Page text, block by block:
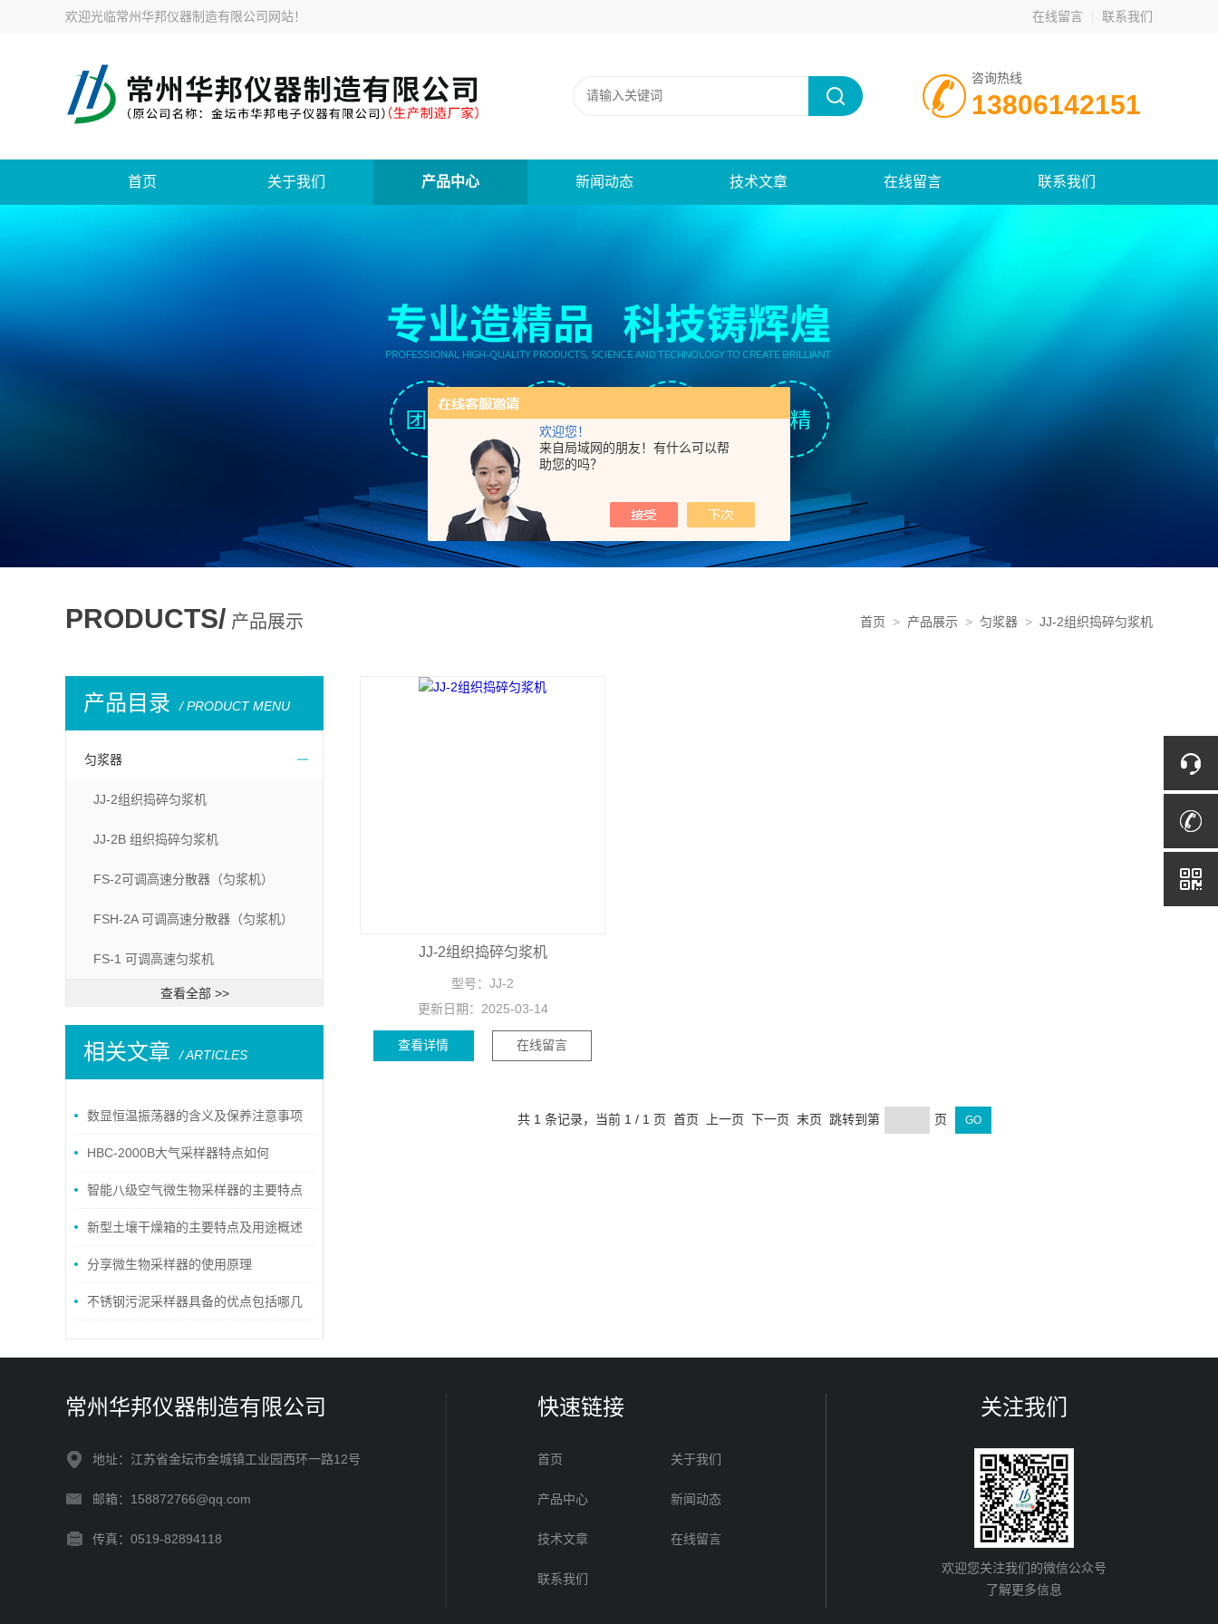
欢迎您！
来自局域网的朋友！有什么可以帮
助您的吗？
欢迎光临常州华邦仪器制造有限公司网站！ 在线留言 联系我们
咨询热线
13806142151
首页 关于我们 产品中心 新闻动态 技术文章 在线留言 联系我们
PRODUCTS/ 产品展示 首页 > 产品展示 > 匀浆器 > JJ-2组织捣碎匀浆机
产品目录 / PRODUCT MENU
匀浆器
JJ-2组织捣碎匀浆机
JJ-2B 组织捣碎匀浆机
FS-2可调高速分散器（匀浆机）
FSH-2A 可调高速分散器（匀浆机）
FS-1 可调高速匀浆机
查看全部 >>
相关文章 / ARTICLES
数显恒温振荡器的含义及保养注意事项
HBC-2000B大气采样器特点如何
智能八级空气微生物采样器的主要特点
介绍新型土壤干燥箱的主要特点及用途概述
分享微生物采样器的使用原理
不锈钢污泥采样器具备的优点包括哪几
JJ-2组织捣碎匀浆机
型号：JJ-2
更新日期： 2025-03-14
查看详情 在线留言
共 1 条记录，当前 1 / 1 页 首页 上一页 下一页 末页 跳转到第 页
常州华邦仪器制造有限公司
地址：江苏省金坛市金城镇工业园西环一路12号
邮箱：158872766@qq.com
传真：0519-82894118
快速链接
首页 关于我们
产品中心 新闻动态
技术文章 在线留言
联系我们
关注我们
欢迎您关注我们的微信公众号
了解更多信息